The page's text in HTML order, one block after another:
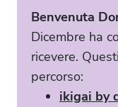
Benvenuta
Dicembre ha
ricevere.
percorso:
ikigai by